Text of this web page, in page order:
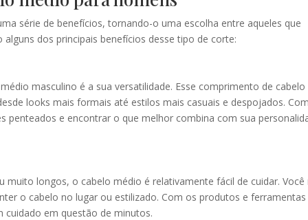
série de benefícios, tornando-o uma escolha entre aqueles que
dos principais benefícios desse tipo de corte:
masculino é a sua versatilidade. Esse comprimento de cabelo
looks mais formais até estilos mais casuais e despojados.
penteados e encontrar o que melhor combina com sua
longos, o cabelo médio é relativamente fácil de cuidar. Você
o cabelo no lugar ou estilizado. Com os produtos e ferramentas
cuidado em questão de minutos.